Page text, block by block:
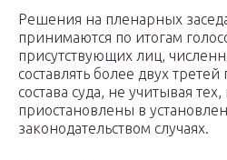
Решения на пленарных
принимаются по итогам
присутствующих лиц,
составлять более двух третей
состава суда, не учитывая
приостановлены в
законодательством случаях.